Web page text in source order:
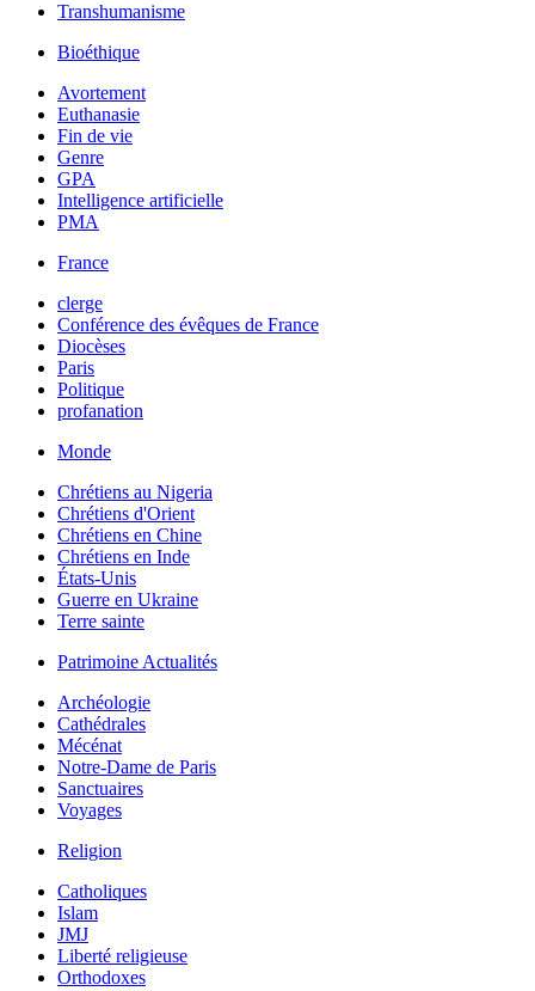
Transhumanisme
Bioéthique
Avortement
Euthanasie
Fin de vie
Genre
GPA
Intelligence artificielle
PMA
France
clerge
Conférence des évêques de France
Diocèses
Paris
Politique
profanation
Monde
Chrétiens au Nigeria
Chrétiens d'Orient
Chrétiens en Chine
Chrétiens en Inde
États-Unis
Guerre en Ukraine
Terre sainte
Patrimoine Actualités
Archéologie
Cathédrales
Mécénat
Notre-Dame de Paris
Sanctuaires
Voyages
Religion
Catholiques
Islam
JMJ
Liberté religieuse
Orthodoxes